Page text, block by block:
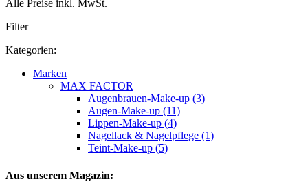
Alle Preise inkl. MwSt.
Filter
Kategorien:
Marken
MAX FACTOR
Augenbrauen-Make-up (3)
Augen-Make-up (11)
Lippen-Make-up (4)
Nagellack & Nagelpflege (1)
Teint-Make-up (5)
Aus unserem Magazin: